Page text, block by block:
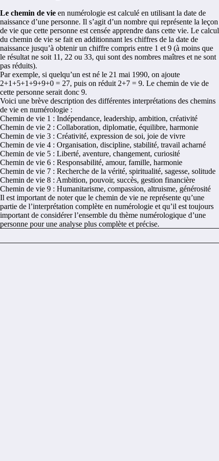
Le chemin de vie en numérologie est calculé en utilisant la date de
naissance d’une personne. Il s’agit d’un nombre qui représente la leçon
de vie que cette personne est censée apprendre dans cette vie. Le calcul
du chemin de vie se fait en additionnant les chiffres de la date de
naissance jusqu’à obtenir un chiffre compris entre 1 et 9 (à moins que
le résultat ne soit 11, 22 ou 33, qui sont des nombres maîtres et ne sont
pas réduits).
Par exemple, si quelqu’un est né le 21 mai 1990, on ajoute
2+1+5+1+9+9+0 = 27, puis on réduit 2+7 = 9. Le chemin de vie de
cette personne serait donc 9.
Voici une brève description des différentes interprétations des chemins
de vie en numérologie :
Chemin de vie 1 : Indépendance, leadership, ambition, créativité
Chemin de vie 2 : Collaboration, diplomatie, équilibre, harmonie
Chemin de vie 3 : Créativité, expression de soi, joie de vivre
Chemin de vie 4 : Organisation, discipline, stabilité, travail acharné
Chemin de vie 5 : Liberté, aventure, changement, curiosité
Chemin de vie 6 : Responsabilité, amour, famille, harmonie
Chemin de vie 7 : Recherche de la vérité, spiritualité, sagesse, solitude
Chemin de vie 8 : Ambition, pouvoir, succès, gestion financière
Chemin de vie 9 : Humanitarisme, compassion, altruisme, générosité
Il est important de noter que le chemin de vie ne représente qu’une
partie de l’interprétation complète en numérologie et qu’il est toujours
important de considérer l’ensemble du thème numérologique d’une
personne pour une analyse plus complète et précise.